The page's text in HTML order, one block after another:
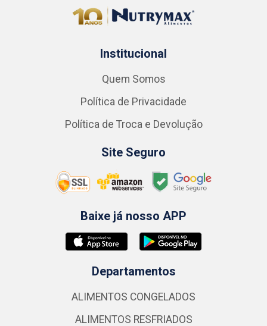
Institucional
Quem Somos
Política de Privacidade
Política de Troca e Devolução
Site Seguro
Baixe já nosso APP
Departamentos
ALIMENTOS CONGELADOS
ALIMENTOS RESFRIADOS